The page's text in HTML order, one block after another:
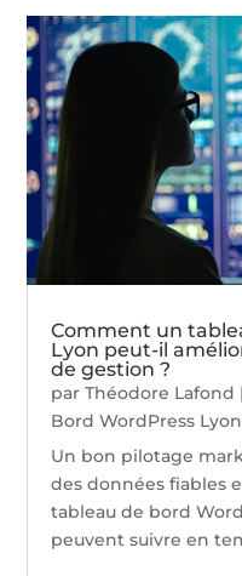
Comment un
Lyon peut-il
de gestion ?
parThéodore Lafond |
Bord WordPress Lyon
Un bon pilotage
des données fiables
tableau de bord
peuvent suivre en